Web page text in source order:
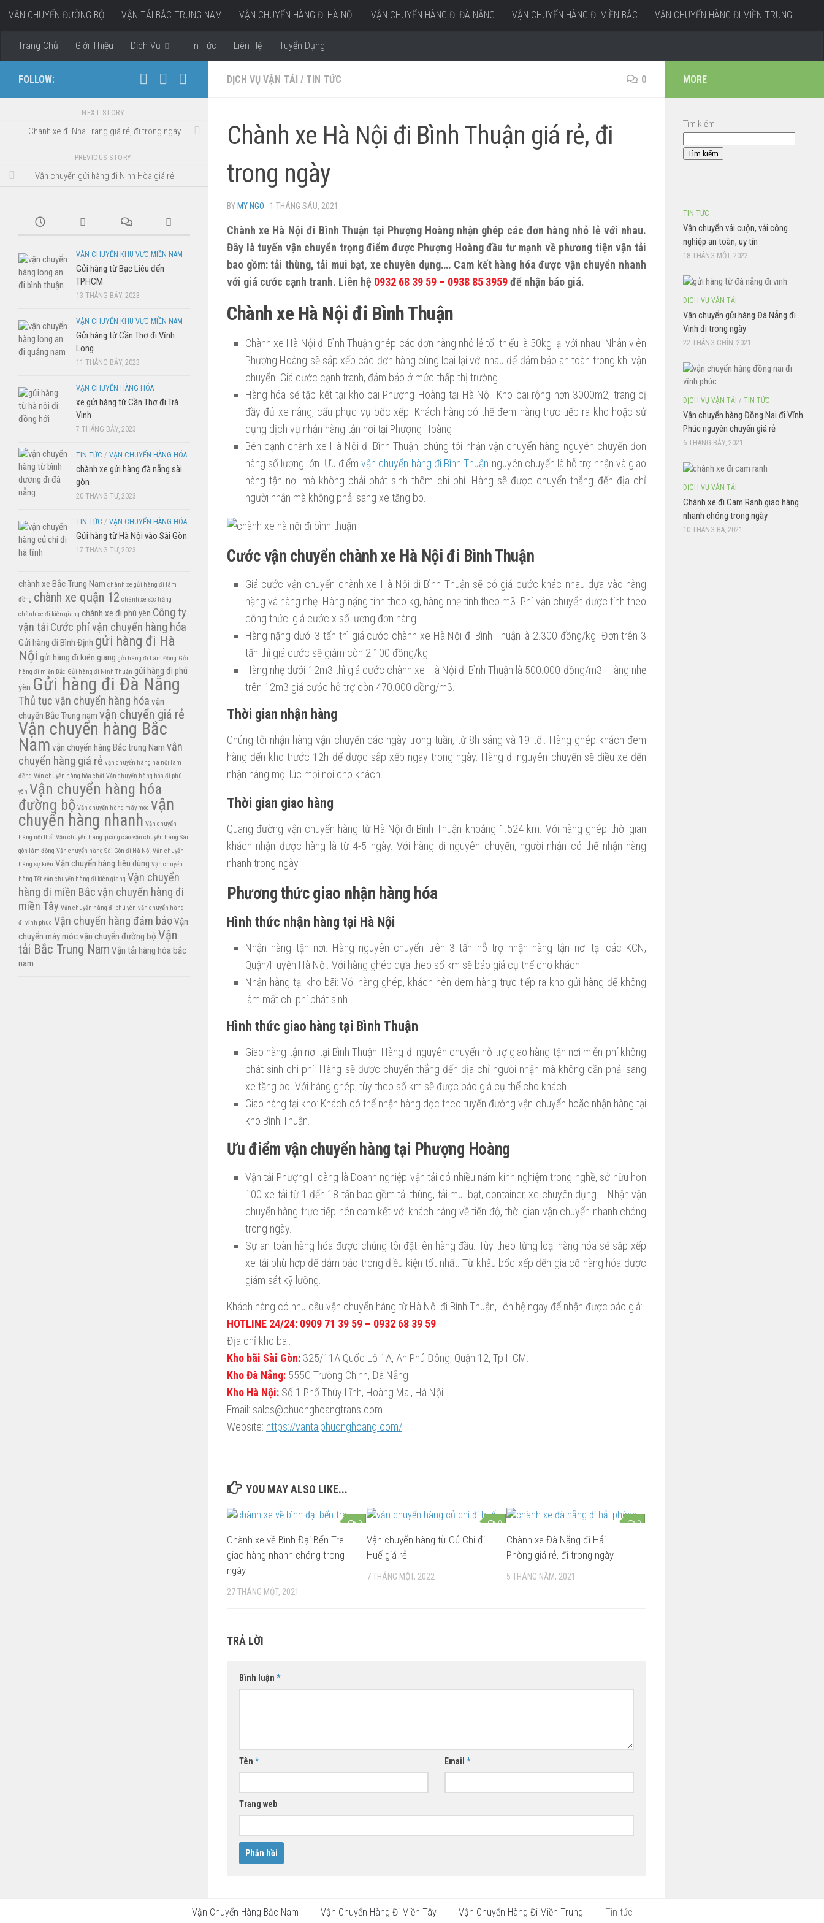
Skip to content
VẬN CHUYỂN ĐƯỜNG BỘ VẬN TẢI BẮC TRUNG NAM VẬN CHUYỂN HÀNG ĐI HÀ NỘI VẬN CHUYỂN HÀNG ĐI ĐÀ NẴNG VẬN CHUYỂN HÀNG ĐI MIỀN BẮC VẬN CHUYỂN HÀNG ĐI MIỀN TRUNG
VẬN CHUYỂN HÀNG ĐI MIỀN TÂY
Trang Chủ Giới Thiệu Dịch Vụ Tin Tức Liên Hệ Tuyển Dụng
DỊCH VỤ VẬN TẢI / TIN TỨC 0
Chành xe Hà Nội đi Bình Thuận giá rẻ, đi
trong ngày
BY MY NGO · 1 THÁNG SÁU, 2021
Chành xe Hà Nội đi Bình Thuận tại Phượng Hoàng nhận ghép các đơn hàng nhỏ lẻ với nhau.
Đây là tuyến vận chuyển trọng điểm được Phượng Hoàng đầu tư mạnh về phương tiện vận tải
bao gồm: tải thùng, tải mui bạt, xe chuyên dụng…. Cam kết hàng hóa được vận chuyển nhanh
với giá cước cạnh tranh. Liên hệ 0932 68 39 59 – 0938 85 3959để nhận báo giá.
Chành xe Hà Nội đi Bình Thuận
Chành xe Hà Nội đi Bình Thuận ghép các đơn hàng nhỏ lẻ tối thiểu là 50kg lại với nhau. Nhân viên
Phượng Hoàng sẽ sắp xếp các đơn hàng cùng loại lại với nhau để đảm bảo an toàn trong khi vận
chuyển. Giá cước cạnh tranh, đảm bảo ở mức thấp thị trường.
Hàng hóa sẽ tập kết tại kho bãi Phượng Hoàng tại Hà Nội. Kho bãi rộng hơn 3000m2, trang bị
đầy đủ xe nâng, cẩu phục vụ bốc xếp. Khách hàng có thể đem hàng trực tiếp ra kho hoặc sử
dụng dịch vụ nhận hàng tận nơi tại Phượng Hoàng
Bên cạnh chành xe Hà Nội đi Bình Thuận, chúng tôi nhận vận chuyển hàng nguyên chuyến đơn
hàng số lượng lớn. Ưu điểmvận chuyển hàng đi Bình Thuận nguyên chuyến là hỗ trợ nhận và giao
hàng tận nơi mà không phải phát sinh thêm chi phí. Hàng sẽ được chuyển thẳng đến địa chỉ
người nhận mà không phải sang xe tăng bo.
Cước vận chuyển chành xe Hà Nội đi Bình Thuận
Giá cước vận chuyển chành xe Hà Nội đi Bình Thuận sẽ có giá cước khác nhau dựa vào hàng
nặng và hàng nhẹ. Hàng nặng tính theo kg, hàng nhẹ tính theo m3. Phí vận chuyển được tính theo
công thức: giá cước x số lượng đơn hàng
Hàng nặng dưới 3 tấn thì giá cước chành xe Hà Nội đi Bình Thuận là 2.300 đồng/kg. Đơn trên 3
tấn thì giá cước sẽ giảm còn 2.100 đồng/kg.
Hàng nhẹ dưới 12m3 thì giá cước chành xe Hà Nội đi Bình Thuận là 500.000 đồng/m3. Hàng nhẹ
trên 12m3 giá cước hỗ trợ còn 470.000 đồng/m3.
Thời gian nhận hàng
Chúng tôi nhận hàng vận chuyển các ngày trong tuần, từ 8h sáng và 19 tối. Hàng ghép khách đem
hàng đến kho trước 12h để được sắp xếp ngay trong ngày. Hàng đi nguyên chuyến sẽ điều xe đến
nhận hàng mọi lúc mọi nơi cho khách.
Thời gian giao hàng
Quãng đường vận chuyển hàng từ Hà Nội đi Bình Thuận khoảng 1.524 km. Với hàng ghép thời gian
khách nhận được hàng là từ 4-5 ngày. Với hàng đi nguyên chuyển, người nhận có thể nhận hàng
nhanh trong ngày.
Phương thức giao nhận hàng hóa
Hình thức nhận hàng tại Hà Nội
Nhận hàng tận nơi: Hàng nguyên chuyến trên 3 tấn hỗ trợ nhận hàng tận nơi tại các KCN,
Quận/Huyện Hà Nội. Với hàng ghép dựa theo số km sẽ báo giá cụ thể cho khách.
Nhận hàng tại kho bãi: Với hàng ghép, khách nên đem hàng trực tiếp ra kho gửi hàng để không
làm mất chi phí phát sinh.
Hình thức giao hàng tại Bình Thuận
Giao hàng tận nơi tại Bình Thuận: Hàng đi nguyên chuyến hỗ trợ giao hàng tận nơi miễn phí không
phát sinh chi phí. Hàng sẽ được chuyển thẳng đến địa chỉ người nhận mà không cần phải sang
xe tăng bo. Với hàng ghép, tùy theo số km sẽ được báo giá cụ thể cho khách.
Giao hàng tại kho: Khách có thể nhận hàng dọc theo tuyến đường vận chuyển hoặc nhận hàng tại
kho Bình Thuận.
Ưu điểm vận chuyển hàng tại Phượng Hoàng
Vận tải Phượng Hoàng là Doanh nghiệp vận tải có nhiều năm kinh nghiệm trong nghề, sở hữu hơn
100 xe tải từ 1 đến 18 tấn bao gồm tải thùng, tải mui bạt, container, xe chuyên dụng…. Nhận vận
chuyển hàng trực tiếp nên cam kết với khách hàng về tiến độ, thời gian vận chuyển nhanh chóng
trong ngày.
Sự an toàn hàng hóa được chúng tôi đặt lên hàng đầu. Tùy theo từng loại hàng hóa sẽ sắp xếp
xe tải phù hợp để đảm bảo trong điều kiện tốt nhất. Từ khâu bốc xếp đến gia cố hàng hóa được
giám sát kỹ lưỡng.
Khách hàng có nhu cầu vận chuyển hàng từ Hà Nội đi Bình Thuận, liên hệ ngay để nhận được báo giá:
HOTLINE 24/24: 0909 71 39 59 – 0932 68 39 59
Địa chỉ kho bãi:
Kho bãi Sài Gòn: 325/11A Quốc Lộ 1A, An Phú Đông, Quận 12, Tp HCM.
Kho Đà Nẵng: 555C Trường Chinh, Đà Nẵng
Kho Hà Nội: Số 1 Phố Thúy Lĩnh, Hoàng Mai, Hà Nội
Email: sales@phuonghoangtrans.com
Website: https://vantaiphuonghoang.com/
YOU MAY ALSO LIKE...
0
Chành xe về Bình Đại Bến Tre
giao hàng nhanh chóng trong
ngày
27 THÁNG MỘT, 2021
0
Vận chuyển hàng từ Củ Chi đi
Huế giá rẻ
7 THÁNG MỘT, 2022
0
Chành xe Đà Nẵng đi Hải
Phòng giá rẻ, đi trong ngày
5 THÁNG NĂM, 2021
TRẢ LỜI
Bình luận *
Tên * Email *
Trang web
FOLLOW:
NEXT STORY
Chành xe đi Nha Trang giá rẻ, đi trong ngày
PREVIOUS STORY
Vận chuyển gửi hàng đi Ninh Hòa giá rẻ
VẬN CHUYỂN KHU VỰC MIỀN NAM
Gửi hàng từ Bạc Liêu đến
TPHCM
13 THÁNG BẢY, 2023
VẬN CHUYỂN KHU VỰC MIỀN NAM
Gửi hàng từ Cần Thơ đi Vĩnh
Long
11 THÁNG BẢY, 2023
VẬN CHUYỂN HÀNG HÓA
xe gửi hàng từ Cần Thơ đi Trà
Vinh
7 THÁNG BẢY, 2023
TIN TỨC / VẬN CHUYỂN HÀNG HÓA
chành xe gửi hàng đà nẵng sài
gòn
20 THÁNG TƯ, 2023
TIN TỨC / VẬN CHUYỂN HÀNG HÓA
Gửi hàng từ Hà Nội vào Sài Gòn
17 THÁNG TƯ, 2023
chành xe Bắc Trung Nam chành xe gửi hàng đi lâm
đồng chành xe quận 12 chành xe sóc trăng
chành xe đi kiên giang chành xe đi phú yên Công ty
vận tải Cước phí vận chuyển hàng hóa
Gửi hàng đi Bình Định gửi hàng đi Hà
Nội gửi hàng đi kiên giang gửi hàng đi Lâm Đồng Gửi
hàng đi miền Bắc Gửi hàng đi Ninh Thuận gửi hàng đi phú
yên Gửi hàng đi Đà Nẵng
Thủ tục vận chuyển hàng hóa vận
chuyển Bắc Trung nam vận chuyển giá rẻ
Vận chuyển hàng Bắc
Nam vận chuyển hàng Bắc trung Nam vận
chuyển hàng giá rẻ vận chuyển hàng hà nội lâm
đồng Vận chuyển hàng hóa chất Vận chuyển hàng hóa đi phú
yên Vận chuyển hàng hóa
đường bộ Vận chuyển hàng máy móc vận
chuyển hàng nhanh Vận chuyển
hàng nội thất Vận chuyển hàng quảng cáo vận chuyển hàng Sài
gòn lâm đồng Vận chuyển hàng Sài Gòn đi Hà Nội Vận chuyển
hàng sự kiện Vận chuyển hàng tiêu dùng Vận chuyển
hàng Tết vận chuyển hàng đi kiên giang Vận chuyển
hàng đi miền Bắcvận chuyển hàng đi
miền Tây Vận chuyển hàng đi phú yên vận chuyển hàng
đi vĩnh phúc Vận chuyển hàng đảm bảoVận
chuyển máy mócvận chuyển đường bộ Vận
tải Bắc Trung Nam Vận tải hàng hóa bắc
nam
MORE
Tìm kiếm
Tìm kiếm
TIN TỨC
Vận chuyển vải cuộn, vải công
nghiệp an toàn, uy tín
18 THÁNG MỘT, 2022
DỊCH VỤ VẬN TẢI
Vận chuyển gửi hàng Đà Nẵng đi
Vinh đi trong ngày
22 THÁNG CHÍN, 2021
DỊCH VỤ VẬN TẢI / TIN TỨC
Vận chuyển hàng Đồng Nai đi Vĩnh
Phúc nguyên chuyến giá rẻ
6 THÁNG BẢY, 2021
DỊCH VỤ VẬN TẢI
Chành xe đi Cam Ranh giao hàng
nhanh chóng trong ngày
10 THÁNG BA, 2021
Vận Chuyển Hàng Bắc Nam Vận Chuyển Hàng Đi Miền Tây Vận Chuyển Hàng Đi Miền Trung Tin tức